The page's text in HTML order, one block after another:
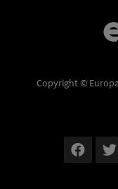
Copyright ©